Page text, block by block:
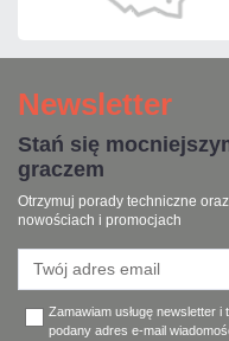
Newsletter
Stań się
graczem
Otrzymuj porady techniczne
nowościach i promocjach
Zamawiam usługę newsletter
podany adres e-mail